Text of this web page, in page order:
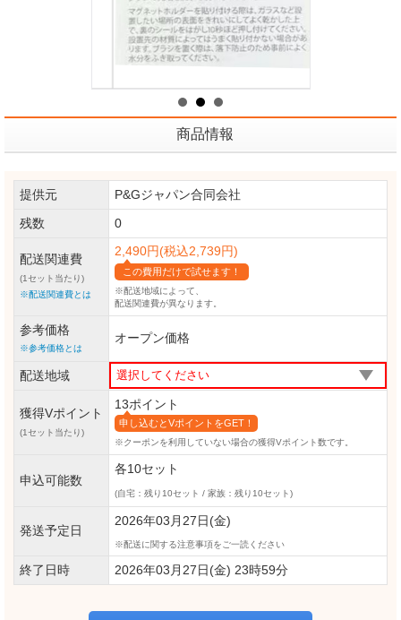
商品情報
提供元
P&Gジャパン合同会社
残数
0
配送関連費
(1セット当たり)
※配送関連費とは
2,490円(税込2,739円)
この費用だけで試せます！
※配送地域によって、
配送関連費が異なります。
参考価格
※参考価格とは
オープン価格
配送地域
獲得Vポイント
(1セット当たり)
13ポイント
申し込むとVポイントをGET！
※クーポンを利用していない場合の獲得Vポイント数です。
申込可能数
各10セット
(自宅：残り10セット / 家族：残り10セット)
発送予定日
2026年03月27日(金)
配送に関する注意事項をご一読ください
終了日時 2026年03月27日(金) 23時59分